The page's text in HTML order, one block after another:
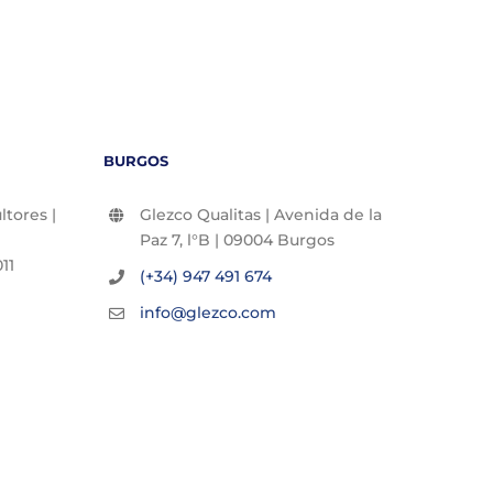
|
BURGOS
Glezco Qualitas | Avenida de la
Paz 7, l°B | 09004 Burgos
(+34) 947 491 674
info@glezco.com